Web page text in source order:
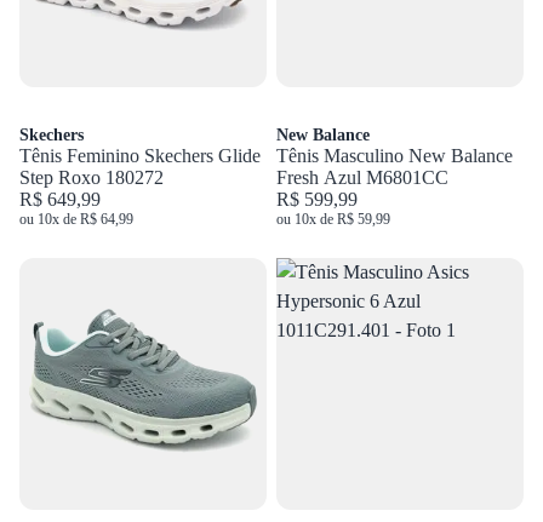
Skechers
Tênis Feminino Skechers Glide
Step Roxo 180272
R$ 649,99
ou 10x de R$ 64,99
New Balance
Tênis Masculino New Balance
Fresh Azul M6801CC
R$ 599,99
ou 10x de R$ 59,99